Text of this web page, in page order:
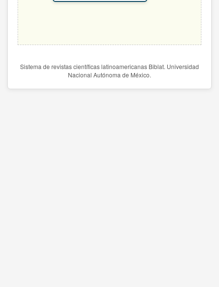
Sistema de revistas científicas latinoamericanas Biblat. Universidad
Nacional Autónoma de México.